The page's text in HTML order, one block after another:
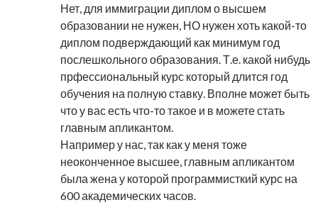
Нет, для иммиграции диплом о высшем
образовании не нужен, НО нужен хоть какой-то
диплом подверждающий как минимум год
послешкольного образования. Т.е. какой нибудь
прфессиональный курс который длится год
обучения на полную ставку. Вполне может быть
что у вас есть что-то такое и в можете стать
главным апликантом.
Например у нас, так как у меня тоже
неоконченное высшее, главным апликантом
была жена у которой программисткий курс на
600 академических часов.